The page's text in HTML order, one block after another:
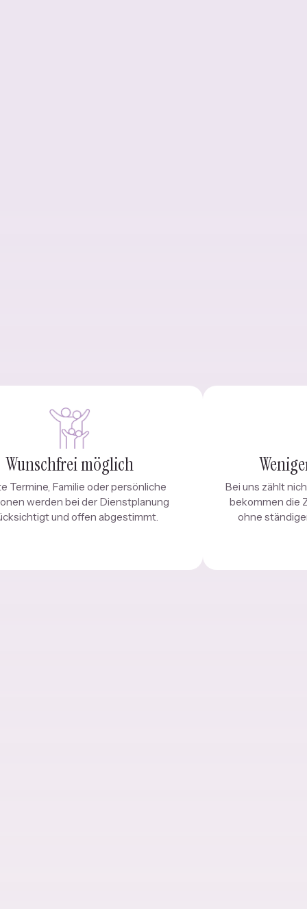
Wunschfrei möglich
Termine, Familie oder persönliche
werden bei der Dienstplanung
und offen abgestimmt.
Bei uns zählt
bekommen die
ohne